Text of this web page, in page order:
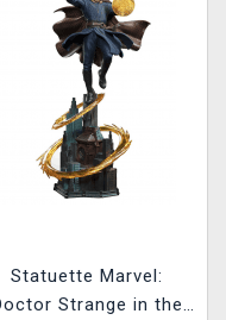
Statuette Marvel:
Strange in the